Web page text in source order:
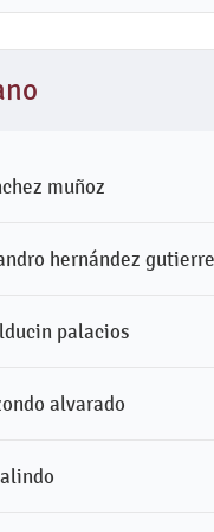
muñoz
hernández
palacios
alvarado